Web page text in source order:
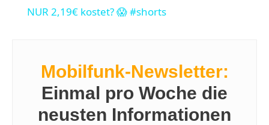
NUR 2,19€ kostet? 😱 #shorts
Mobilfunk-Newsletter:
Einmal pro Woche die
neusten Informationen